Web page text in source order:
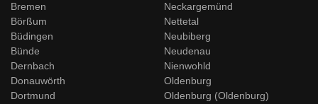
Bremen
Börßum
Büdingen
Bünde
Dernbach
Donauwörth
Dortmund
Neckargemünd
Nettetal
Neubiberg
Neudenau
Nienwohld
Oldenburg
Oldenburg (Oldenburg)